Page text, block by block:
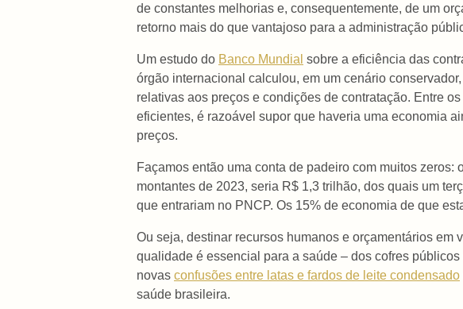
de constantes melhorias e, consequentemente, de um
retorno mais do que vantajoso para a administração
Um estudo do Banco Mundial sobre a eficiência das
órgão internacional calculou, em um cenário
relativas aos preços e condições de contratação. Entre
eficientes, é razoável supor que haveria uma economia
preços.
Façamos então uma conta de padeiro com muitos
montantes de 2023, seria R$ 1,3 trilhão, dos quais um
que entrariam no PNCP. Os 15% de economia de que
Ou seja, destinar recursos humanos e orçamentários
qualidade é essencial para a saúde – dos cofres
novas confusões entre latas e fardos de leite condensado
saúde brasileira.